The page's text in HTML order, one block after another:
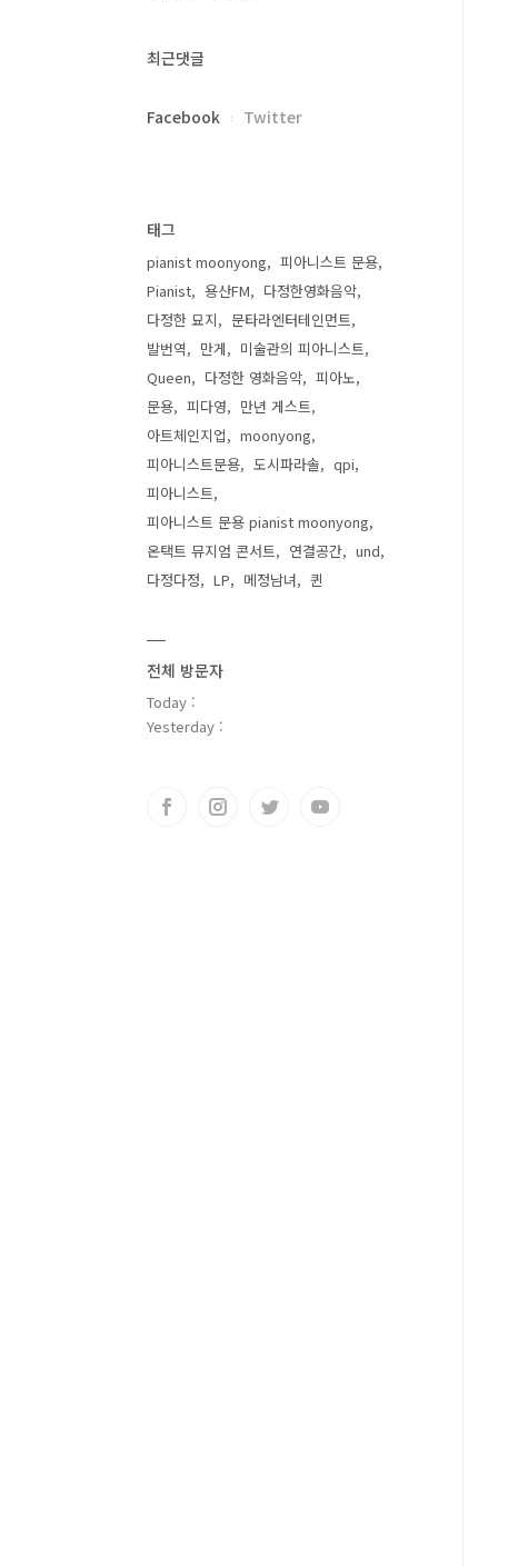
최근댓글
Facebook Twitter
태그
pianist moonyong
피아니스트 문용
Pianist
용산FM
다정한영화음악
다정한 묘지
문타라엔터테인먼트
발번역
만게
미술관의 피아니스트
Queen
다정한 영화음악
피아노
문용
피다영
만년 게스트
아트체인지업
moonyong
피아니스트문용
도시파라솔
qpi
피아니스트
피아니스트 문용 pianist moonyong
온택트 뮤지엄 콘서트
연결공간
und
다정다정
LP 메정남녀 퀸
전체 방문자
Today :
Yesterday :